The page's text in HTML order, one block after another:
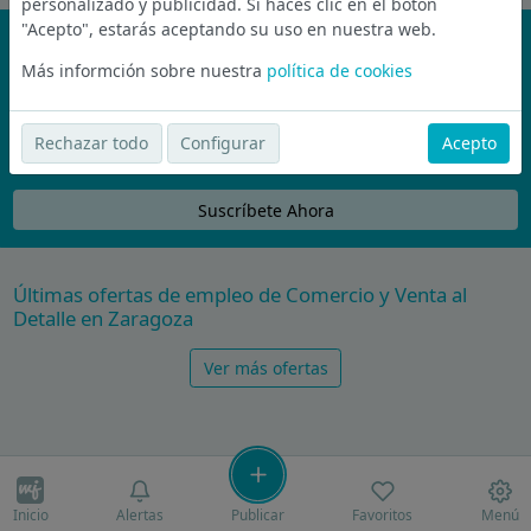
¡No te pierdas nada!
Únete a la comunidad de wijobs y recibe por email las mejores
ofertas de empleo
Nunca compartiremos tu email con nadie y no te vamos a enviar spam
Suscríbete Ahora
Últimas ofertas de empleo de Comercio y Venta al
Detalle en Zaragoza
Ver más ofertas
Inicio Alertas Publicar Favoritos Menú
"Acepto", estarás aceptando su uso en nuestra web.
Más informción sobre nuestra política de cookies
Rechazar todo Configurar Acepto